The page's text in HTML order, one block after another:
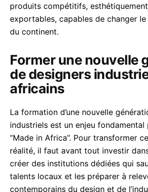
produits compétitifs,
exportables, capables de changer
du continent.
Former une nouvelle
de designers
africains
La formation d’une nouvelle
industriels est un enjeu fondamental
“Made in Africa”. Pour transformer
réalité, il faut avant tout investir
créer des institutions dédiées qui
talents locaux et les préparer à
contemporains du design et de